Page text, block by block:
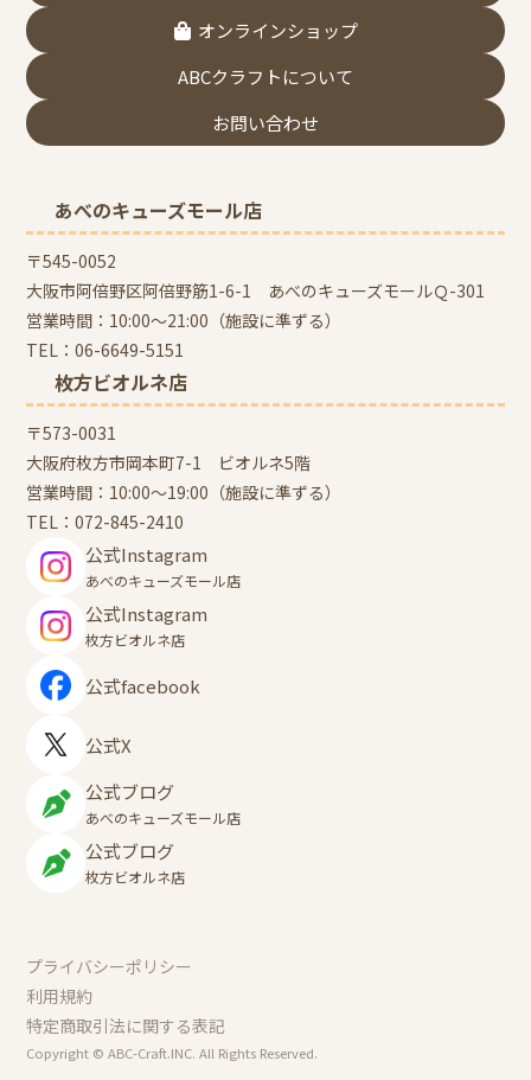
オンラインショップ
ABCクラフトについて
お問い合わせ
あべのキューズモール店
〒545-0052
大阪市阿倍野区阿倍野筋1-6-1 あべのキューズモールＱ-301
営業時間：10:00～21:00（施設に準ずる）
TEL：06-6649-5151
枚方ビオルネ店
〒573-0031
大阪府枚方市岡本町7-1 ビオルネ5階
営業時間：10:00～19:00（施設に準ずる）
TEL：072-845-2410
公式Instagram
あべのキューズモール店
公式Instagram
枚方ビオルネ店
公式facebook
公式X
公式ブログ
あべのキューズモール店
公式ブログ
枚方ビオルネ店
Copyright © ABC-Craft.INC. All Rights Reserved.
プライバシーポリシー
利用規約
特定商取引法に関する表記